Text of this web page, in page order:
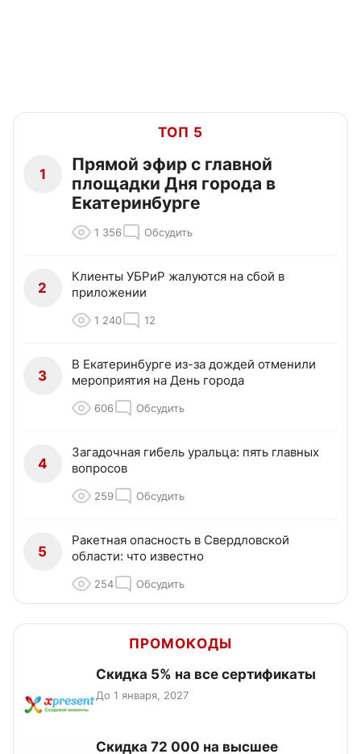
ТОП 5
1
Прямой эфир с главной
площадки Дня города в
Екатеринбурге
1 356 Обсудить
2
Клиенты УБРиР жалуются на сбой в
приложении
1 240 12
3
В Екатеринбурге из-за дождей отменили
мероприятия на День города
606 Обсудить
4
Загадочная гибель уральца: пять главных
вопросов
259 Обсудить
5
Ракетная опасность в Свердловской
области: что известно
254 Обсудить
ПРОМОКОДЫ
Скидка 5% на все сертификаты
До 1 января, 2027
Скидка 72 000 на высшее